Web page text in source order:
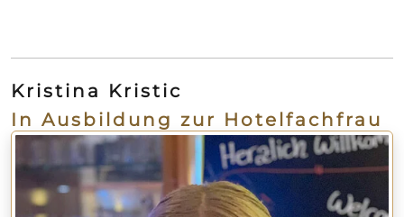
Kristina Kristic
In Ausbildung zur Hotelfachfrau